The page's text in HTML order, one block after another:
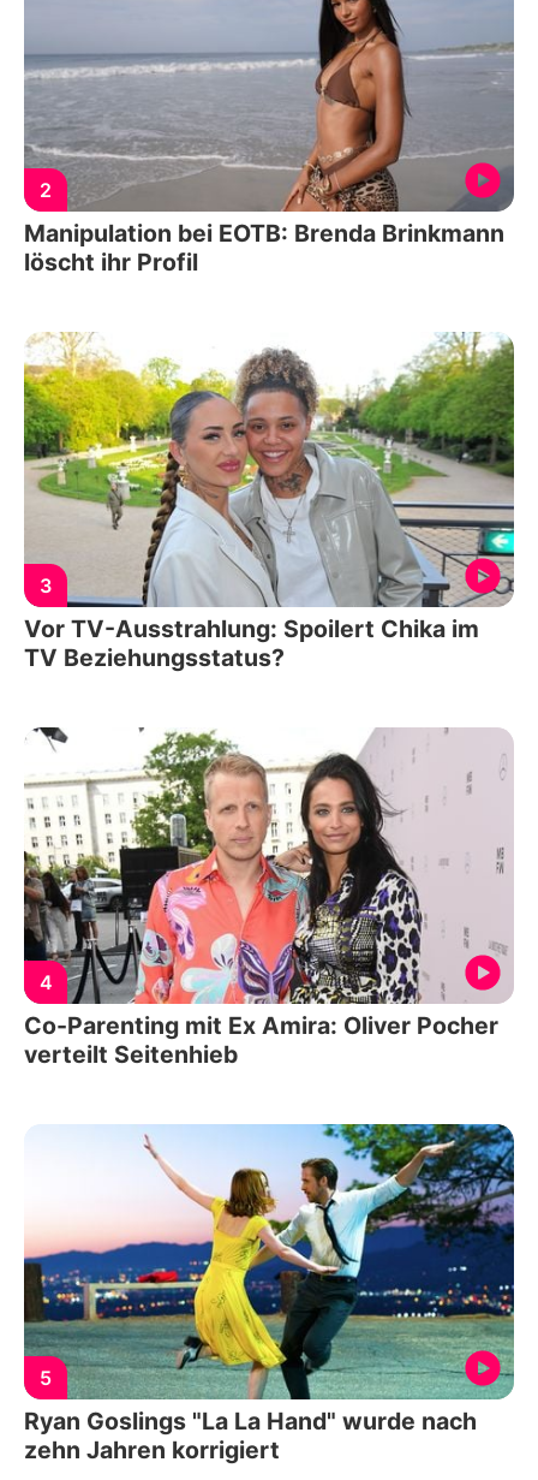
2
Manipulation bei EOTB: Brenda Brinkmann
löscht ihr Profil
3
Vor TV-Ausstrahlung: Spoilert Chika im
TV Beziehungsstatus?
4
Co-Parenting mit Ex Amira: Oliver Pocher
verteilt Seitenhieb
5
Ryan Goslings "La La Hand" wurde nach
zehn Jahren korrigiert